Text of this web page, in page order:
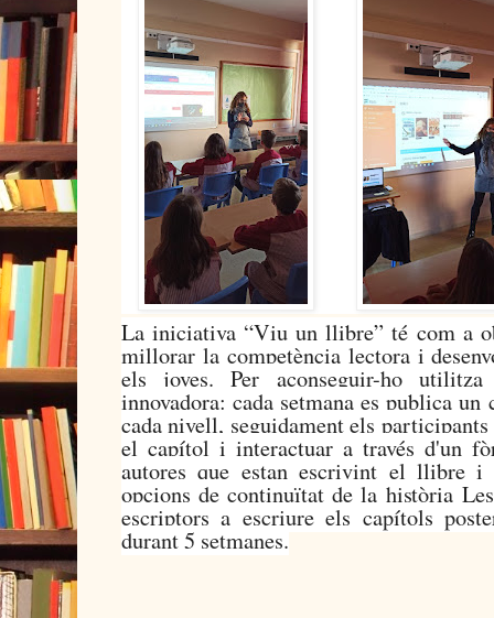
La iniciativa “Viu un llibre” té com a
millorar la competència lectora i
els joves. Per aconseguir-ho
innovadora: cada setmana es publica
cada nivell, seguidament els
el capítol i interactuar a través d'un
autores que estan escrivint el llibre
opcions de continuïtat de la història
escriptors a escriure els capítols
durant 5 setmanes.